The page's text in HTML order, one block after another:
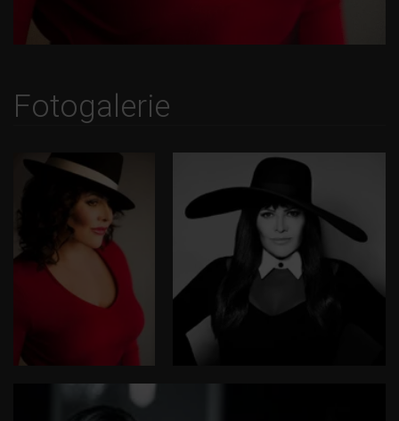
Fotogalerie